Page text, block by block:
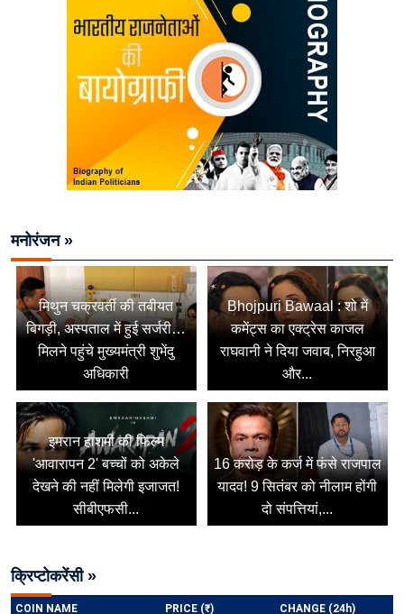
मनोरंजन »
मिथुन चक्रवर्ती की तबीयत
बिगड़ी, अस्पताल में हुई सर्जरी…
मिलने पहुंचे मुख्यमंत्री शुभेंदु
अधिकारी
Bhojpuri Bawaal : शो में
कमेंट्स का एक्ट्रेस काजल
राघवानी ने दिया जवाब, निरहुआ
और...
इमरान हाशमी की फिल्म
'आवारापन 2' बच्चों को अकेले
देखने की नहीं मिलेगी इजाजत!
सीबीएफसी...
16 करोड़ के कर्ज में फंसे राजपाल
यादव! 9 सितंबर को नीलाम होंगी
दो संपत्तियां,...
क्रिप्टोकरेंसी »